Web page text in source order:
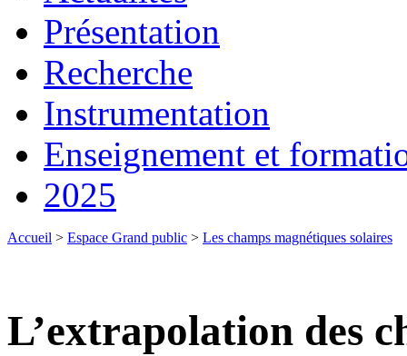
Présentation
Recherche
Instrumentation
Enseignement et
2025
Accueil > Espace Grand public > Les champs magnétiques solaires
L’extrapolation des